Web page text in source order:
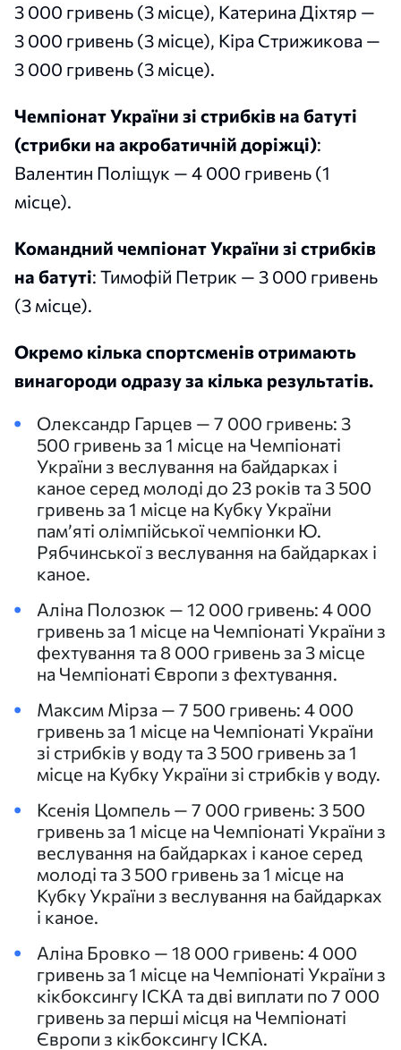
3 000 гривень (3 місце), Катерина Діхтяр —
3 000 гривень (3 місце), Кіра Стрижикова —
3 000 гривень (3 місце).
Чемпіонат України зі стрибків на батуті
(стрибки на акробатичній доріжці):
Валентин Поліщук — 4 000 гривень (1
місце).
Командний чемпіонат України зі стрибків
на батуті: Тимофій Петрик — 3 000 гривень
(3 місце).
Окремо кілька спортсменів отримають
винагороди одразу за кілька результатів.
Олександр Гарцев — 7 000 гривень: 3
500 гривень за 1 місце на Чемпіонаті
України з веслування на байдарках і
каное серед молоді до 23 років та 3 500
гривень за 1 місце на Кубку України
пам’яті олімпійської чемпіонки Ю.
Рябчинської з веслування на байдарках і
каное.
Аліна Полозюк — 12 000 гривень: 4 000
гривень за 1 місце на Чемпіонаті України з
фехтування та 8 000 гривень за 3 місце
на Чемпіонаті Європи з фехтування.
Максим Мірза — 7 500 гривень: 4 000
гривень за 1 місце на Чемпіонаті України
зі стрибків у воду та 3 500 гривень за 1
місце на Кубку України зі стрибків у воду.
Ксенія Цомпель — 7 000 гривень: 3 500
гривень за 1 місце на Чемпіонаті України з
веслування на байдарках і каное серед
молоді та 3 500 гривень за 1 місце на
Кубку України з веслування на байдарках
і каное.
Аліна Бровко — 18 000 гривень: 4 000
гривень за 1 місце на Чемпіонаті України з
кікбоксингу ІСКА та дві виплати по 7 000
гривень за перші місця на Чемпіонаті
Європи з кікбоксингу ІСКА.